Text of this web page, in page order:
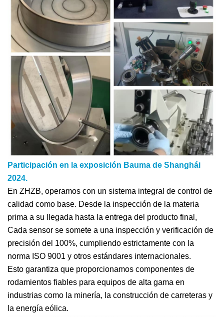
Participación en la exposición Bauma de Shanghái
2024.
En ZHZB, operamos con un sistema integral de control de
calidad como base. Desde la inspección de la materia
prima a su llegada hasta la entrega del producto final,
Cada sensor se somete a una inspección y verificación de
precisión del 100%, cumpliendo estrictamente con la
norma ISO 9001 y otros estándares internacionales.
Esto garantiza que proporcionamos componentes de
rodamientos fiables para equipos de alta gama en
industrias como la minería, la construcción de carreteras y
la energía eólica.